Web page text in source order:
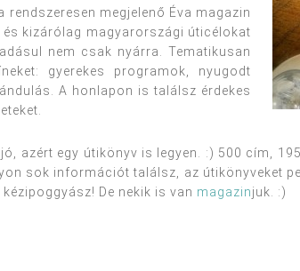
rendszeresen megjelenő Éva magazin
kizárólag magyarországi úticélokat
nem csak nyárra. Tematikusan
gyerekes programok, nyugodt
A honlapon is találsz érdekes
azért egy útikönyv is legyen. :) 500 cím,
sok információt találsz, az útikönyveket
De nekik is van magazinjuk. :)